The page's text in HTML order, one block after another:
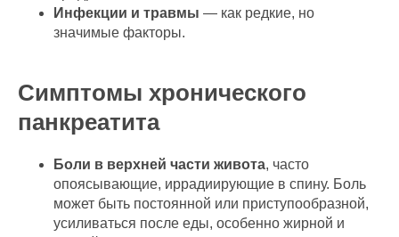
Инфекции и травмы — как редкие, но
значимые факторы.
Симптомы хронического
панкреатита
Боли в верхней части живота, часто
опоясывающие, иррадиирующие в спину. Боль
может быть постоянной или приступообразной,
усиливаться после еды, особенно жирной и